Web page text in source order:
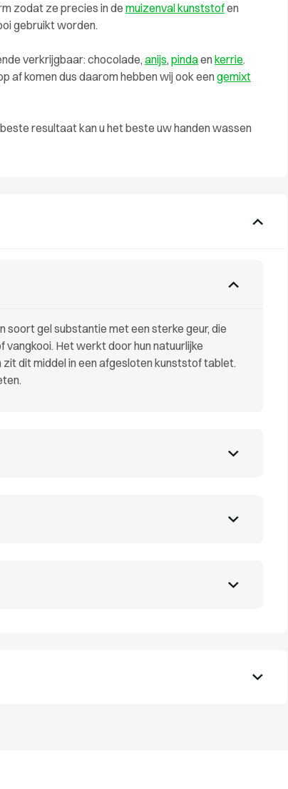
zodat ze precies in de muizenval kunststofen
gebruikt worden.
verkrijgbaar: chocolade, anijs, pindaen kerrie.
af komen dus daarom hebben wij ook een gemixt
resultaat kan u het beste uw handen wassen
soort gel substantie met een sterke geur, die
Het werkt door hun natuurlijke
dit middel in een afgesloten kunststof tablet.